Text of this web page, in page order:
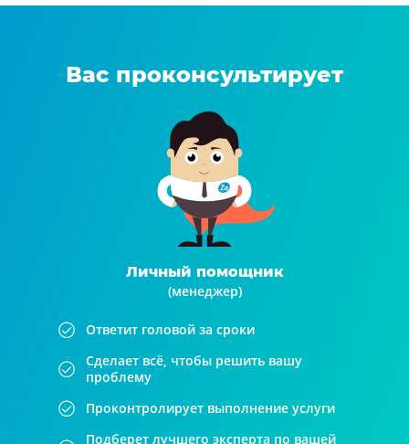
Вас проконсультирует
Личный помощник
(менеджер)
Ответит головой за сроки
Сделает всё, чтобы решить вашу
проблему
Проконтролирует выполнение услуги
Подберет лучшего эксперта по вашей